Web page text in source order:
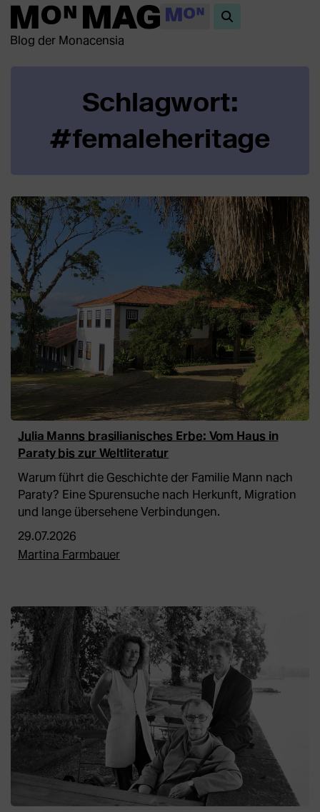
Blog der Monacensia
Schlagwort:
#femaleheritage
Beiträge
in
dieser
Kategorie
Julia Manns brasilianisches Erbe: Vom Haus in
Paraty bis zur Weltliteratur
Warum führt die Geschichte der Familie Mann nach
Paraty? Eine Spurensuche nach Herkunft, Migration
und lange übersehene Verbindungen.
29.07.2026
Martina Farmbauer